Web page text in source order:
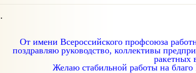
.
От имени Всероссийского профсоюза
поздравляю руководство, коллективы
ракетных
Желаю стабильной работы на благо